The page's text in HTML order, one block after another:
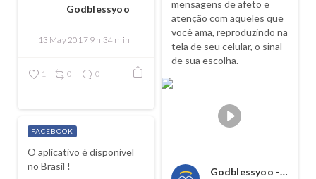
Godblessyoo
13 May 2017 9 h 34 min
1 0 0
mensagens de afeto e
atenção com aqueles que
você ama, reproduzindo na
tela de seu celular, o sinal
de sua escolha.
Godblessyoo - Spread love, spread the good
O aplicativo é disponivel
no Brasil !
FACEBOOK